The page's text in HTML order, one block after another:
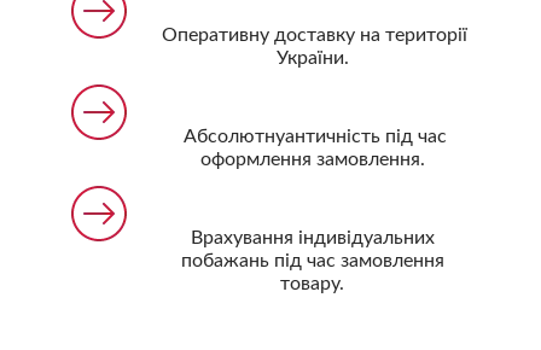
Оперативну доставку на території
України.
Абсолютнуантичність під час
оформлення замовлення.
Врахування індивідуальних
побажань під час замовлення
товару.